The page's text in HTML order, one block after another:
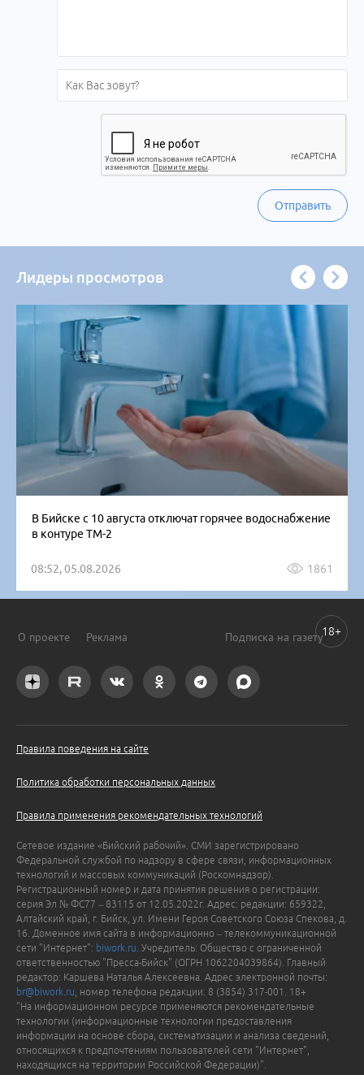
Отправить
Лидеры просмотров
В Бийске с 10 августа отключат горячее водоснабжение
в контуре ТМ-2
08:52, 05.08.2026 1861
О проекте Реклама Подписка на газету
Правила поведения на сайте
Политика обработки персональных данных
Правила применения рекомендательных технологий
Сетевое издание «Бийский рабочий». СМИ зарегистрировано
Федеральной службой по надзору в сфере связи, информационных
технологий и массовых коммуникаций (Роскомнадзор).
Регистрационный номер и дата принятия решения о регистрации:
серия Эл № ФС77 – 83115 от 12.05.2022г. Адрес: редакции: 659322,
Алтайский край, г. Бийск, ул. Имени Героя Советского Союза Спекова, д.
16. Доменное имя сайта в информационно – телекоммуникационной
сети "Интернет": biwork.ru . Учредитель: Общество с ограниченной
ответственностью "Пресса-Бийск" (ОГРН 1062204039864). Главный
редактор: Каршева Наталья Алексеевна. Адрес электронной почты:
br@biwork.ru , номер телефона редакции: 8 (3854) 317-001. 18+
"На информационном ресурсе применяются рекомендательные
технологии (информационные технологии предоставления
информации на основе сбора, систематизации и анализа сведений,
относящихся к предпочтениям пользователей сети "Интернет",
находящихся на территории Российской Федерации)".
18+